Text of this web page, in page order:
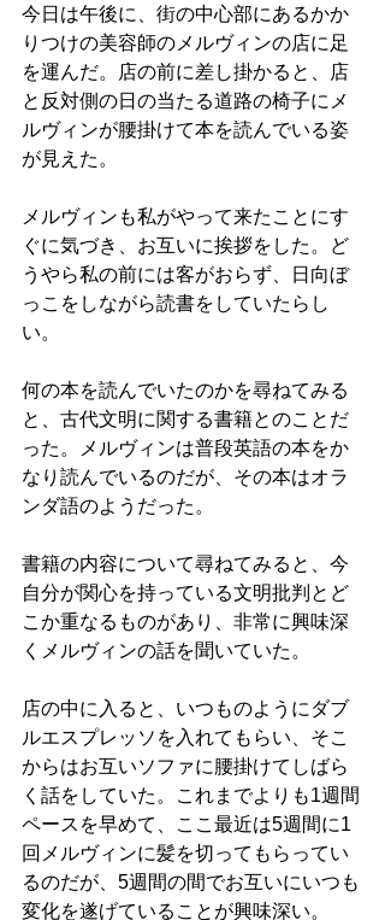
今日は午後に、街の中心部にあるかか
りつけの美容師のメルヴィンの店に足
を運んだ。店の前に差し掛かると、店
と反対側の日の当たる道路の椅子にメ
ルヴィンが腰掛けて本を読んでいる姿
が見えた。
メルヴィンも私がやって来たことにす
ぐに気づき、お互いに挨拶をした。ど
うやら私の前には客がおらず、日向ぼ
っこをしながら読書をしていたらし
い。
何の本を読んでいたのかを尋ねてみる
と、古代文明に関する書籍とのことだ
った。メルヴィンは普段英語の本をか
なり読んでいるのだが、その本はオラ
ンダ語のようだった。
書籍の内容について尋ねてみると、今
自分が関心を持っている文明批判とど
こか重なるものがあり、非常に興味深
くメルヴィンの話を聞いていた。
店の中に入ると、いつものようにダブ
ルエスプレッソを入れてもらい、そこ
からはお互いソファに腰掛けてしばら
く話をしていた。これまでよりも1週間
ペースを早めて、ここ最近は5週間に1
回メルヴィンに髪を切ってもらってい
るのだが、5週間の間でお互いにいつも
変化を遂げていることが興味深い。